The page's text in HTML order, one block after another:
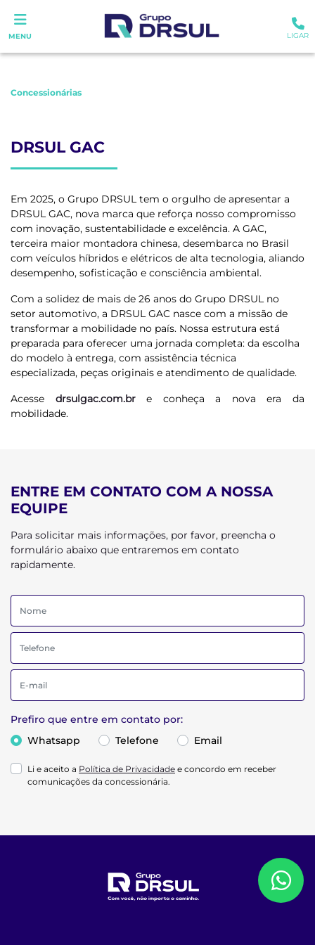
MENU LIGAR
Concessionárias
DRSUL GAC
Em 2025, o Grupo DRSUL tem o orgulho de apresentar a
DRSUL GAC, nova marca que reforça nosso compromisso
com inovação, sustentabilidade e excelência. A GAC,
terceira maior montadora chinesa, desembarca no Brasil
com veículos híbridos e elétricos de alta tecnologia, aliando
desempenho, sofisticação e consciência ambiental.
Com a solidez de mais de 26 anos do Grupo DRSUL no
setor automotivo, a DRSUL GAC nasce com a missão de
transformar a mobilidade no país. Nossa estrutura está
preparada para oferecer uma jornada completa: da escolha
do modelo à entrega, com assistência técnica
especializada, peças originais e atendimento de qualidade.
Acesse drsulgac.com.bre conheça a nova era da
mobilidade.
ENTRE EM CONTATO COM A NOSSA
EQUIPE
Para solicitar mais informações, por favor, preencha o
formulário abaixo que entraremos em contato
rapidamente.
Prefiro que entre em contato por:
Whatsapp
Telefone Email
Li e aceito a Política de Privacidade e concordo em receber
comunicações da concessionária.